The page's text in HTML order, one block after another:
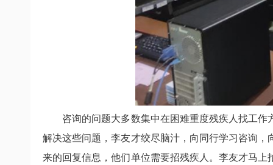
咨询的问题大多数集中在困难重度残疾人找工
解决这些问题，李友才绞尽脑汁，向同行学习咨询
来的回复信息，他们单位需要招残疾人。李友才马